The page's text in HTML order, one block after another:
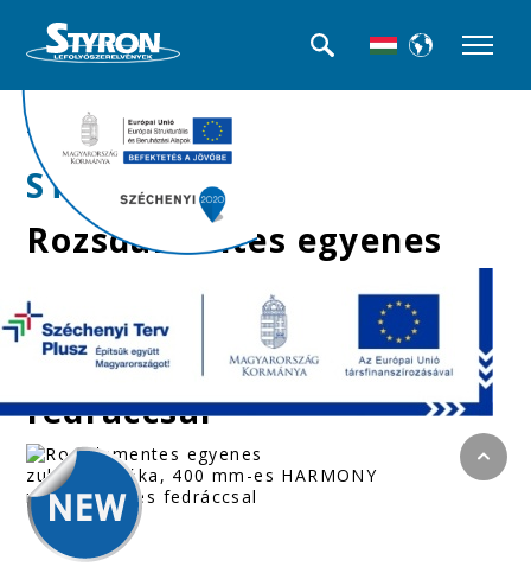
>>Beltéri folyókák
STY-RM-40-H
Rozsdamentes egyenes
zuhanyfolyóka, 400
mm-es HARMONY
rozsdmanetes
fedráccsal